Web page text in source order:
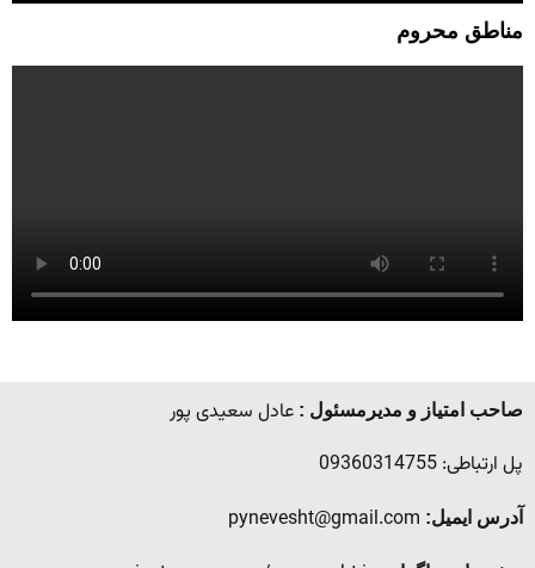
مناطق محروم
صاحب امتیاز و مدیرمسئول : عادل سعیدی پور
پل ارتباطی: 09360314755
آدرس ایمیل: